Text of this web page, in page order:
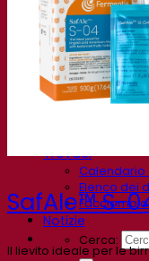
FAQ
Video
Tips
Trovaci
Calendario
Elenco dei
Facciamo
Notizie
Cerca:
SafAle™ S-
Il lievito ideale per le